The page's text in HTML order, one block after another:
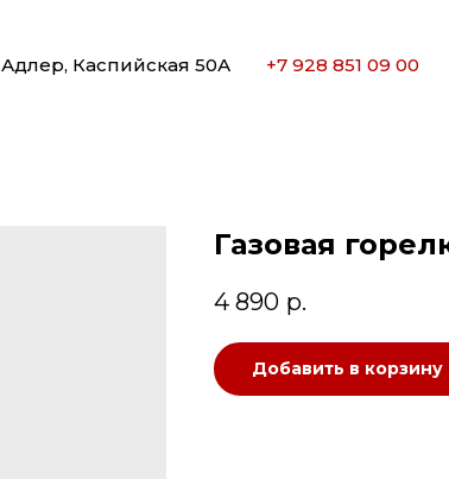
Адлер, Каспийская 50А +7 928 851 09 00
Газовая
4 890 р.
Добавить в корзину